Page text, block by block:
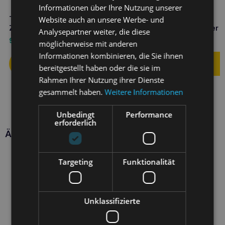
TOTOBI Natürlicher Anti-
Zecken-Spray 300ml
9,50
TOTOBI Natürliche
unparfümierte Stabbutter
Ähnliche Produkte
Informationen über Ihre Nutzung unserer
Website auch an unsere Werbe- und
Analysepartner weiter, die diese
möglicherweise mit anderen
Informationen kombinieren, die Sie ihnen
bereitgestellt haben oder die sie im
Rahmen Ihrer Nutzung ihrer Dienste
gesammelt haben.Weitere Informationen
Unbedingt
erforderlich
Performance
Targeting Funktionalität
Unklassifizierte